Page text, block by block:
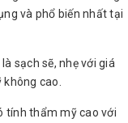
và phổ biến nhất tại
sạch sẽ, nhẹ với giá
cao.
tính thẩm mỹ cao với